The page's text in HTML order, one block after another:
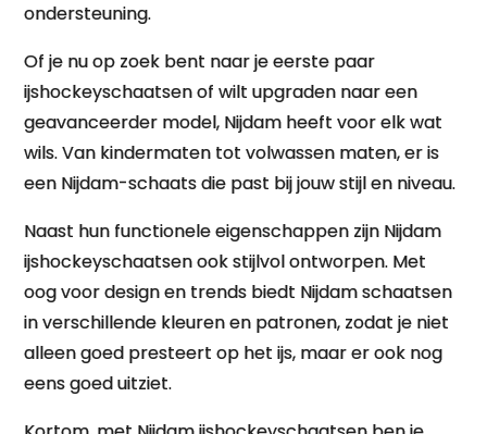
ondersteuning.
Of je nu op zoek bent naar je eerste paar
ijshockeyschaatsen of wilt upgraden naar een
geavanceerder model, Nijdam heeft voor elk wat
wils. Van kindermaten tot volwassen maten, er is
een Nijdam-schaats die past bij jouw stijl en niveau.
Naast hun functionele eigenschappen zijn Nijdam
ijshockeyschaatsen ook stijlvol ontworpen. Met
oog voor design en trends biedt Nijdam schaatsen
in verschillende kleuren en patronen, zodat je niet
alleen goed presteert op het ijs, maar er ook nog
eens goed uitziet.